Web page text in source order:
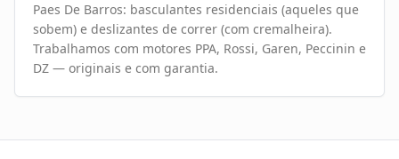
Paes De Barros: basculantes residenciais (aqueles que
sobem) e deslizantes de correr (com cremalheira).
Trabalhamos com motores PPA, Rossi, Garen, Peccinin e
DZ — originais e com garantia.